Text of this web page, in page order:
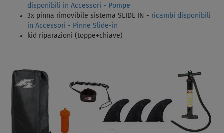
disponibili in Accessori - Pompe
3x pinna rimovibile sistema SLIDE IN - ricambi disponibili
in Accessori - Pinne Slide-in
kid riparazioni (toppe+chiave)